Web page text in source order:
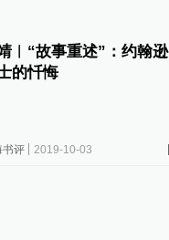
︱“故事重述”：约翰逊
的忏悔
书评 2019-10-03